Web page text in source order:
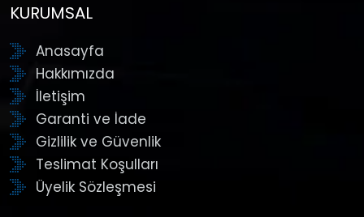
KURUMSAL
Anasayfa
Hakkımızda
İletişim
Garanti ve İade
Gizlilik ve Güvenlik
Teslimat Koşulları
Üyelik Sözleşmesi